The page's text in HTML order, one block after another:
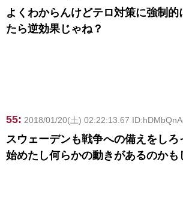
よくわからんけどテロ対策に強制的
たら逆効果じゃね？
55: 2018/01/20(土) 02:22:13.67
スウェーデンも戦争への備えをしろ
始めたし何らかの動きがあるのかも